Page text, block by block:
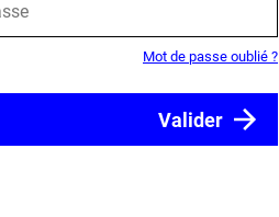
Mot de passe oublié ?